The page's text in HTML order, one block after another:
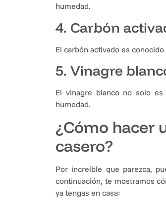
humedad.
4. Carbón
El carbón activado es
5. Vinagre
El vinagre blanco no solo
humedad.
¿Cómo hacer
casero?
Por increíble que parezca,
continuación, te mostramos
ya tengas en casa: